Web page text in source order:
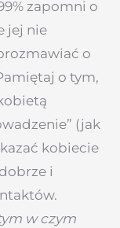
zapomni o
jej nie
o
o tym,
(jak
kobiecie
i
w czym